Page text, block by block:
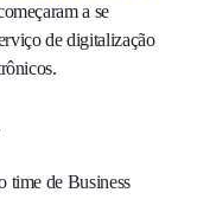
a se
de digitalização
time de Business